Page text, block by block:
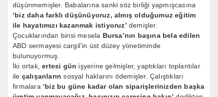
düşünmemişler. Babalarına sanki söz birliği yapmışcasına
‘biz daha farklı düşünüyoruz, almış olduğumuz eğitim
ile hayatımızı kazanmak istiyoruz’ demişler.
Çocuklarından birisi mesela Bursa’nın başına bela edilen
ABD sermayesi cargil’in üst düzey yönetiminde
bulunuyormuş.
İki ortak, ertesi gün işyerine gelmişler, yaptıkları toplantılar
ile çalışanların sosyal haklarını ödemişler. Çalıştıkları
firmalara ‘biz bu güne kadar olan siparişlerinizden başka